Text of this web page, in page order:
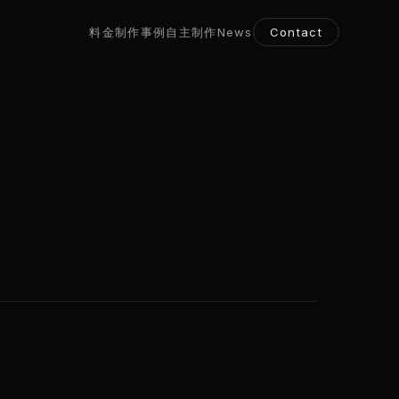
料金制作事例自主制作News Contact